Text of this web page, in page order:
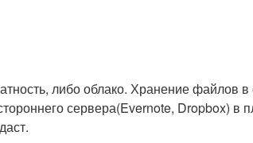
либо облако. Хранение файлов в
сервера(Evernote, Dropbox) в